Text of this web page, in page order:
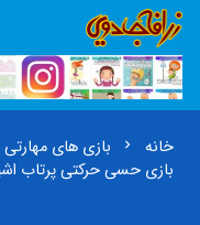
خانه chevron_right بازی های مهارتی
بازی حسی حرکتی پرتاب